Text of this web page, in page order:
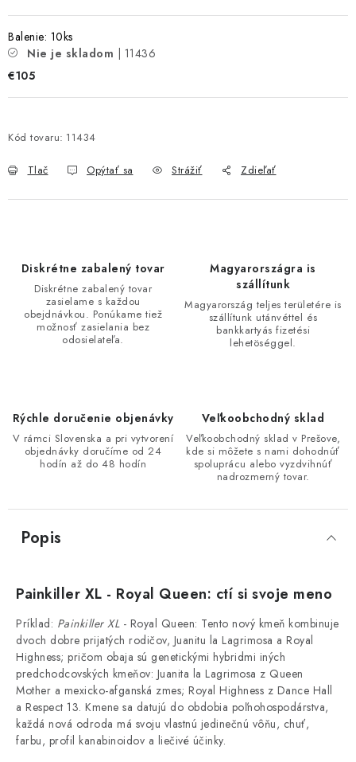
Balenie: 10ks
Nie je skladom
| 11436
€105
Kód tovaru: 11434
Tlač Opýtať sa Strážiť Zdieľať
Diskrétne zabalený tovar
Diskrétne zabalený tovar
zasielame s každou
obejdnávkou. Ponúkame tiež
možnosť zasielania bez
odosielateľa.
Magyarországra is
szállítunk
Magyarország teljes területére is
szállítunk utánvéttel és
bankkartyás fizetési
lehetöséggel.
Rýchle doručenie objenávky
V rámci Slovenska a pri vytvorení
objednávky doručíme od 24
hodín až do 48 hodín
Veľkoobchodný sklad
Veľkoobchodný sklad v Prešove,
kde si môžete s nami dohodnúť
spoluprácu alebo vyzdvihnúť
nadrozmerný tovar.
Popis
Painkiller XL - Royal Queen: ctí si svoje meno
Príklad: Painkiller XL- Royal Queen: Tento nový kmeň kombinuje
dvoch dobre prijatých rodičov, Juanitu la Lagrimosa a Royal
Highness; pričom obaja sú genetickými hybridmi iných
predchodcovských kmeňov: Juanita la Lagrimosa z Queen
Mother a mexicko-afganská zmes; Royal Highness z Dance Hall
a Respect 13. Kmene sa datujú do obdobia poľnohospodárstva,
každá nová odroda má svoju vlastnú jedinečnú vôňu, chuť,
farbu, profil kanabinoidov a liečivé účinky.